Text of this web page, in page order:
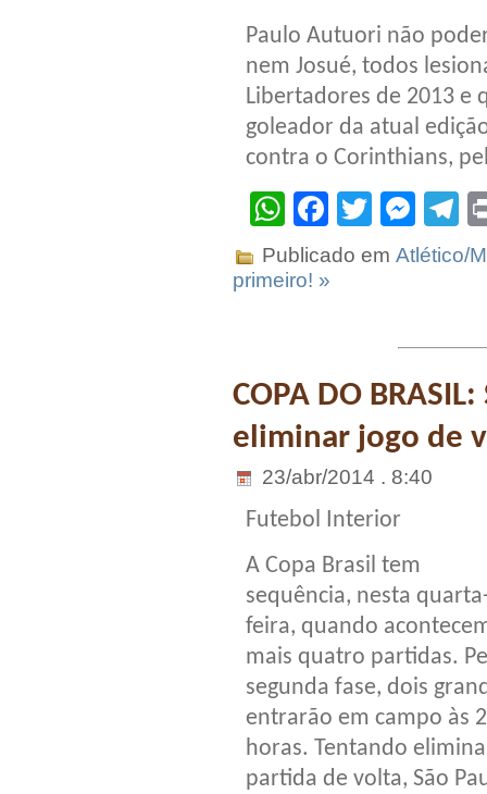
Paulo Autuori não
nem Josué, todos
Libertadores de 2013 e
goleador da atual
contra o Corinthians,
WhatsApp
Facebook
Twitter
Publicado em Atlético/
primeiro! »
COPA DO
eliminar jogo de
23/abr/2014 . 8:40
Futebol Interior
A Copa Brasil tem
sequência, nesta
feira, quando
mais quatro partidas.
segunda fase, dois
entrarão em campo às
horas. Tentando
partida de volta, São